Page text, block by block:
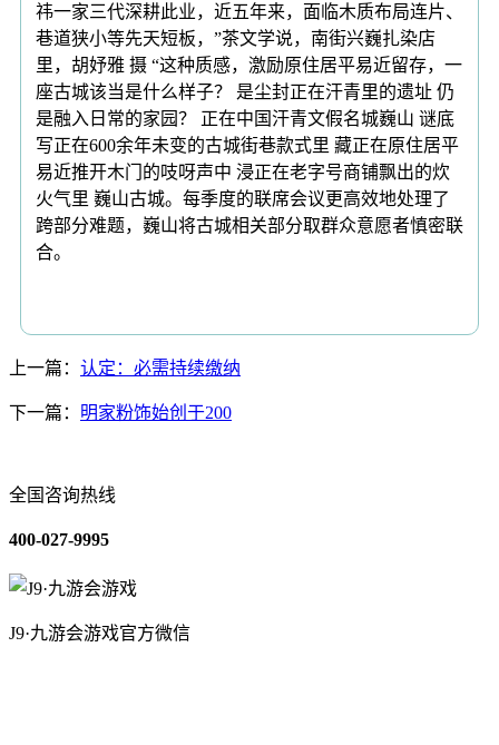
祎一家三代深耕此业，近五年来，面临木质布局连片、
巷道狭小等先天短板，”茶文学说，南街兴巍扎染店
里，胡妤雅 摄 “这种质感，激励原住居平易近留存，一
座古城该当是什么样子？ 是尘封正在汗青里的遗址 仍
是融入日常的家园？ 正在中国汗青文假名城巍山 谜底
写正在600余年未变的古城街巷款式里 藏正在原住居平
易近推开木门的吱呀声中 浸正在老字号商铺飘出的炊
火气里 巍山古城。每季度的联席会议更高效地处理了
跨部分难题，巍山将古城相关部分取群众意愿者慎密联
合。
上一篇： 认定：必需持续缴纳
下一篇： 明家粉饰始创于200
全国咨询热线
400-027-9995
J9·九游会游戏官方微信